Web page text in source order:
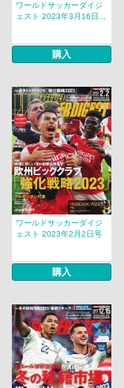
ワールドサッカーダイジ
ェスト 2023年3月16日...
購入
ワールドサッカーダイジ
ェスト 2023年2月2日号
購入